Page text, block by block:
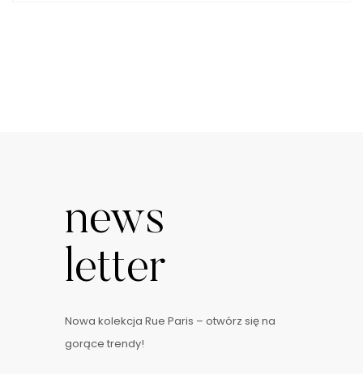
news
letter
Nowa kolekcja Rue Paris – otwórz się na
gorące trendy!